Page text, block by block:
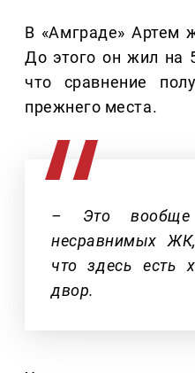
В «Амграде» Артем
До этого он жил на
что сравнение
прежнего места.
– Это вообще
несравнимых
что здесь есть
двор.